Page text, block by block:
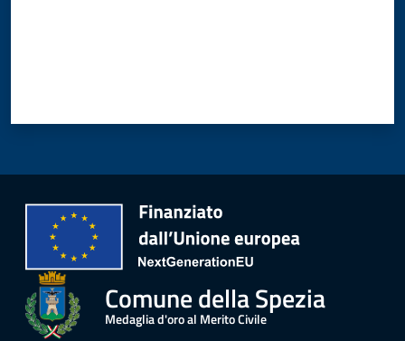
Comune della Spezia
Medaglia d'oro al Merito Civile